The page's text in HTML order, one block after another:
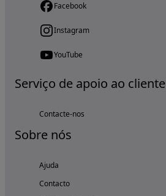
Facebook
Instagram
YouTube
Serviço de apoio ao cliente
Contacte-nos
Sobre nós
Ajuda
Contacto